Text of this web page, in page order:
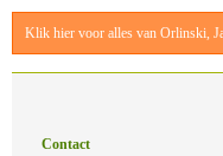
Klik hier voor alles van Orlinski,
Contact